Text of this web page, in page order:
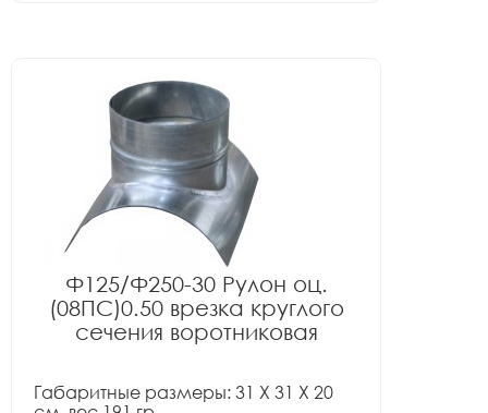
Ф125/Ф250-30 Рулон оц.
(08ПС)0.50 врезка круглого
сечения воротниковая
Габаритные размеры: 31 X 31 X 20